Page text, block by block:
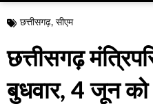
छत्तीसगढ़, सीएम
छत्तीसगढ़
बुधवार, 4 जून को